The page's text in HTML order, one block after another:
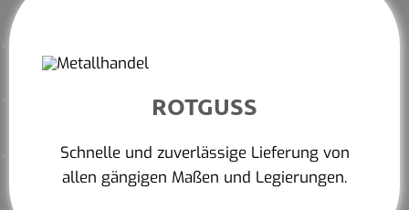
ROTGUSS
Schnelle und zuverlässige Lieferung von
allen gängigen Maßen und Legierungen.